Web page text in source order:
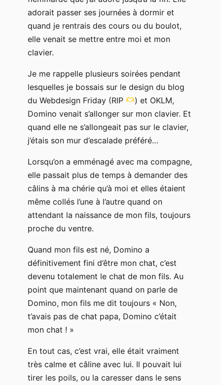
adorait passer ses journées à dormir et
quand je rentrais des cours ou du boulot,
elle venait se mettre entre moi et mon
clavier.
Je me rappelle plusieurs soirées pendant
lesquelles je bossais sur le design du blog
du Webdesign Friday (RIP
) et OKLM,
Domino venait s’allonger sur mon clavier. Et
quand elle ne s’allongeait pas sur le clavier,
j’étais son mur d’escalade préféré…
Lorsqu’on a emménagé avec ma compagne,
elle passait plus de temps à demander des
câlins à ma chérie qu’à moi et elles étaient
même collés l’une à l’autre quand on
attendant la naissance de mon fils, toujours
proche du ventre.
Quand mon fils est né, Domino a
définitivement fini d’être mon chat, c’est
devenu totalement le chat de mon fils. Au
point que maintenant quand on parle de
Domino, mon fils me dit toujours « Non,
t’avais pas de chat papa, Domino c’était
mon chat ! »
En tout cas, c’est vrai, elle était vraiment
très calme et câline avec lui. Il pouvait lui
tirer les poils, ou la caresser dans le sens